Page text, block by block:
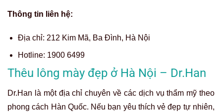
Thông tin liên hệ:
Địa chỉ: 212 Kim Mã, Ba Đình, Hà Nội
Hotline: 1900 6499
Thêu lông mày đẹp ở Hà Nội – Dr.Han
Dr.Han là một địa chỉ chuyên về các dịch vụ thẩm mỹ theo
phong cách Hàn Quốc. Nếu bạn yêu thích vẻ đẹp tự nhiên,